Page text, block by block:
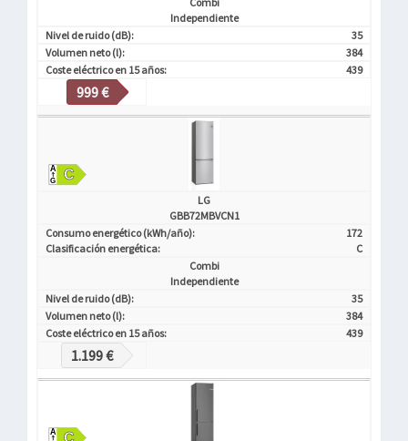
Independiente
Nivel de ruido (dB):
35
Volumen neto (l):
384
Coste eléctrico en 15 años:
439
999 €
LG
GBB72MBVCN1
Consumo energético (kWh/año):
172
Clasificación energética:
C
Combi
Independiente
Nivel de ruido (dB):
35
Volumen neto (l):
384
Coste eléctrico en 15 años:
439
1.199 €